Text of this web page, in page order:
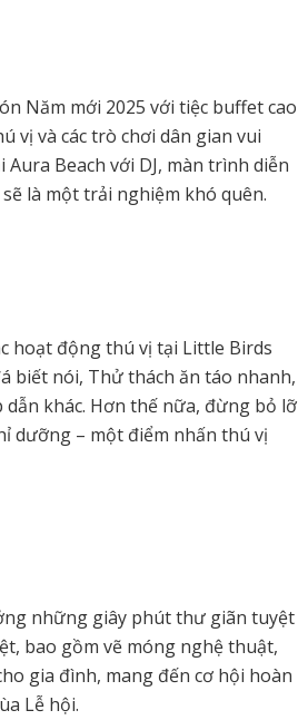
Năm mới 2025 với tiệc buffet cao
vị và các trò chơi dân gian vui
Beach với DJ, màn trình diễn
là một trải nghiệm khó quên.
hoạt động thú vị tại Little Birds
biết nói, Thử thách ăn táo nhanh,
khác. Hơn thế nữa, đừng bỏ lỡ
dưỡng – một điểm nhấn thú vị
những giây phút thư giãn tuyệt
bao gồm vẽ móng nghệ thuật,
gia đình, mang đến cơ hội hoàn
Lễ hội.